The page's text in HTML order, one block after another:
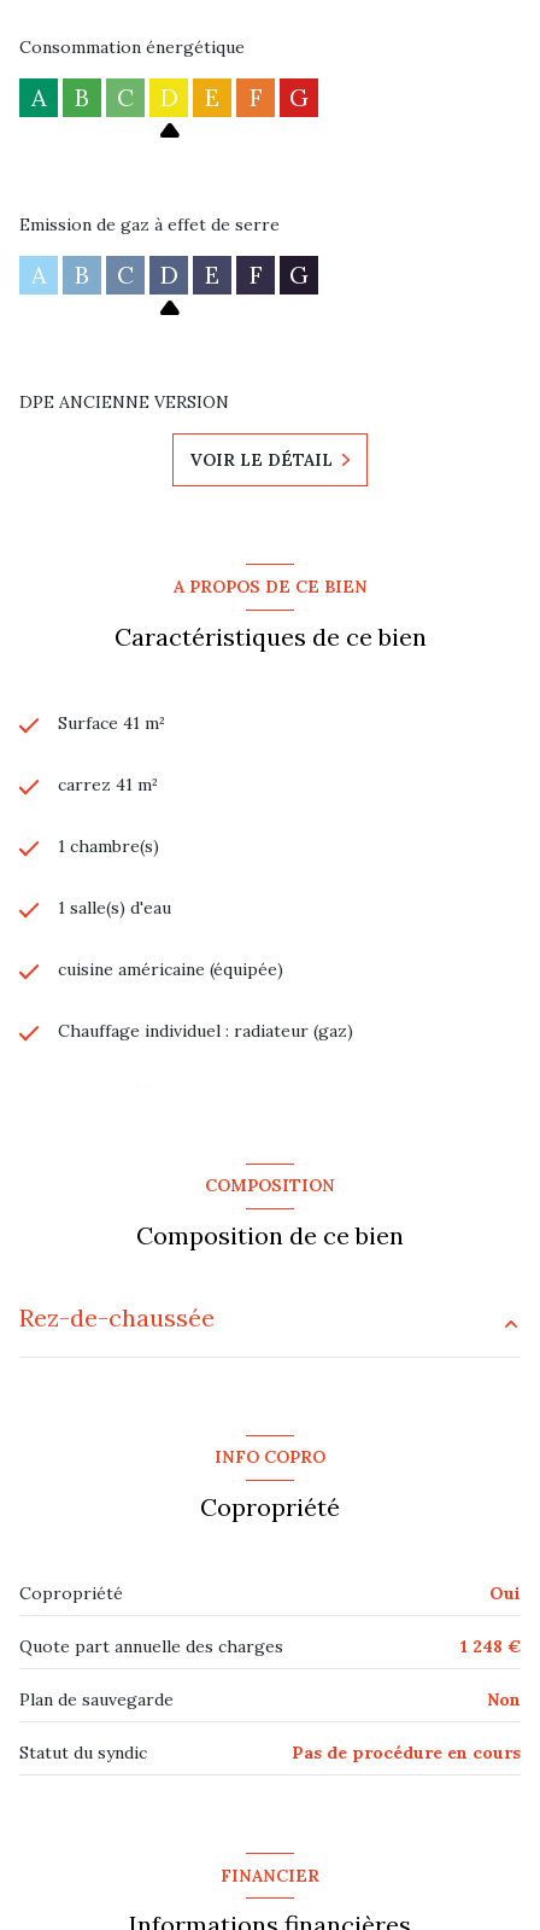
Consommation énergétique
A B C D E F G
Emission de gaz à effet de serre
A B C D E F G
DPE ANCIENNE VERSION
VOIR LE DÉTAIL
A PROPOS DE CE BIEN
Caractéristiques de ce bien
Surface 41 m²
carrez 41 m²
1 chambre(s)
1 salle(s) d'eau
cuisine américaine (équipée)
Chauffage individuel : radiateur (gaz)
COMPOSITION
Composition de ce bien
Rez-de-chaussée
INFO COPRO
Copropriété
Copropriété Oui
Quote part annuelle des charges 1 248 €
Plan de sauvegarde Non
Statut du syndic Pas de procédure en cours
FINANCIER